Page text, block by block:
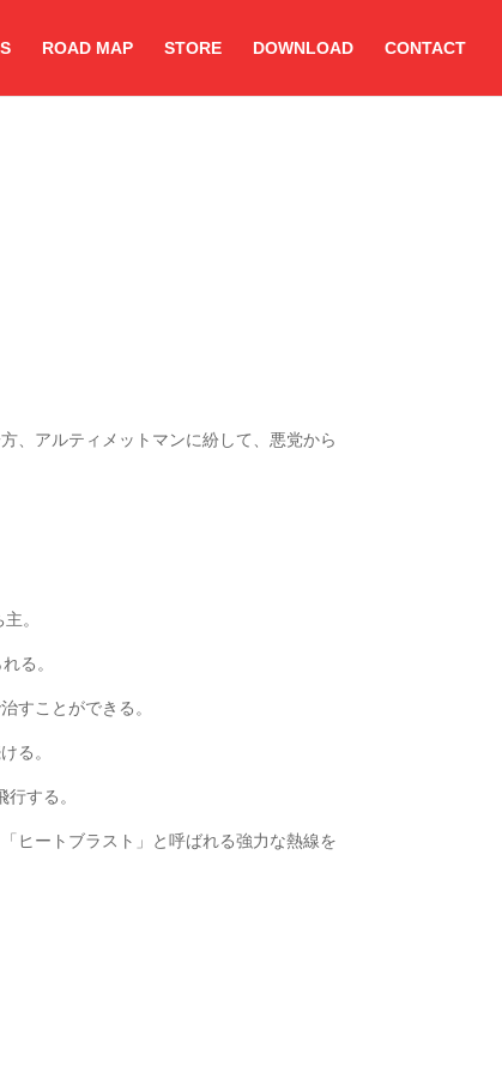
ROAD MAP STORE DOWNLOAD CONTACT
、アルティメットマンに紛して、悪党から
。
る。
すことができる。
る。
する。
ヒートブラスト」と呼ばれる強力な熱線を